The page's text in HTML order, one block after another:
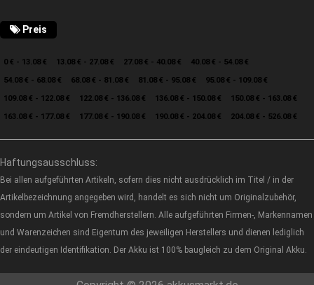
Preis
0 € - 13.08 € 13.08 € - 27.08 € 27.08 € - 40.08 €
40.08 € - 54.08 €
54.08 € - 68.08 €
68.08 € - 81.08 € 81.08 € - 95.08 €
95.08 € - 109.08 €
109.08 € - 122.08 €
122.08 € - 136.08 € 136.08 € - 150.08 €
150.08 € - 163.08 €
163.08 € - 177.08 €
177.08 € - 190.08 € 190.08 € - 204.08 € 204.08 € - 526.08 €
Haftungsausschluss:
Bei allen aufgeführten Artikeln, sofern dies nicht ausdrücklich im Titel / in der
Artikelbezeichnung angegeben wird, handelt es sich nicht um Originalzubehör,
sondern um Artikel von Fremdherstellern. Alle aufgeführten Firmen-, Markennamen
und Warenzeichen sind Eigentum des jeweiligen Herstellers und dienen lediglich
der eindeutigen Identifikation. Der Akku ist 100% baugleich zu dem Original Akku.